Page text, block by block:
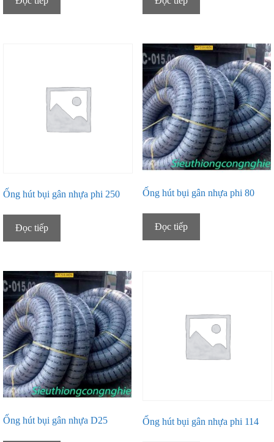
Ống hút bụi gân nhựa phi 250
Đọc tiếp
Ống hút bụi gân nhựa phi 80
Đọc tiếp
Ống hút bụi gân nhựa D25 Ống hút bụi gân nhựa phi 114